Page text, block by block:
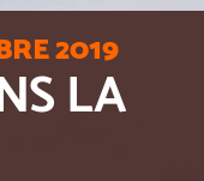
TRANSAT